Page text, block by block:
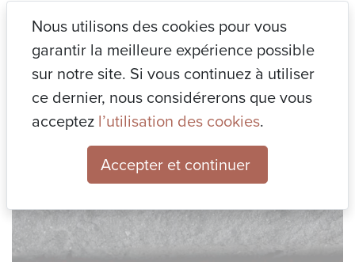
choix construit un peu plus l’identité de notre futur chez-
nous.
📌 Petit conseil : pensez dès maintenant à l’entretien à long
terme, au climat de votre région, et à la cohérence avec vos
menuiseries et votre toiture.
Nous utilisons des cookies pour vous
garantir la meilleure expérience possible
sur notre site. Si vous continuez à utiliser
ce dernier, nous considérerons que vous
acceptez l’utilisation des cookies.
Accepter et continuer